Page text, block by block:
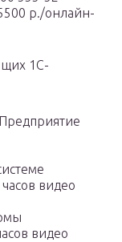
р./онлайн-
1С-
видео
видео